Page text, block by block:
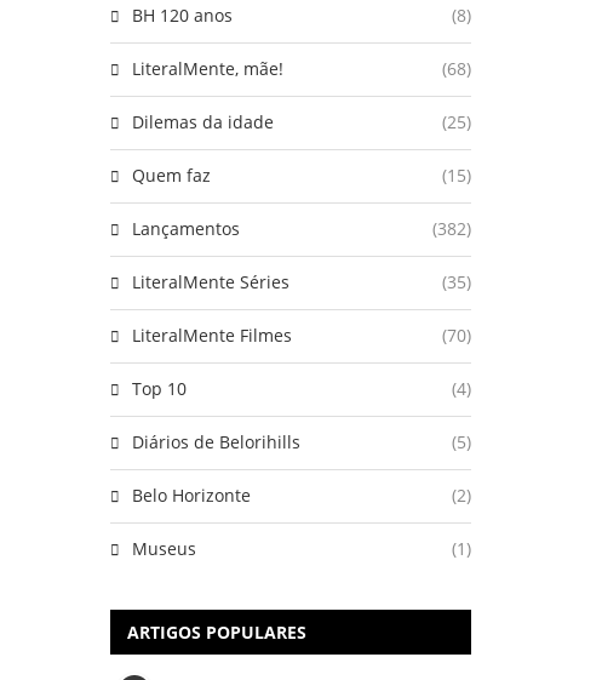
BH 120 anos (8)
LiteralMente, mãe! (68)
Dilemas da idade (25)
Quem faz (15)
Lançamentos (382)
LiteralMente Séries (35)
LiteralMente Filmes (70)
Top 10 (4)
Diários de Belorihills (5)
Belo Horizonte (2)
Museus (1)
ARTIGOS POPULARES